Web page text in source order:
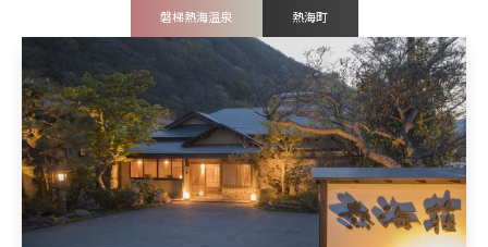
磐梯熱海温泉 熱海町